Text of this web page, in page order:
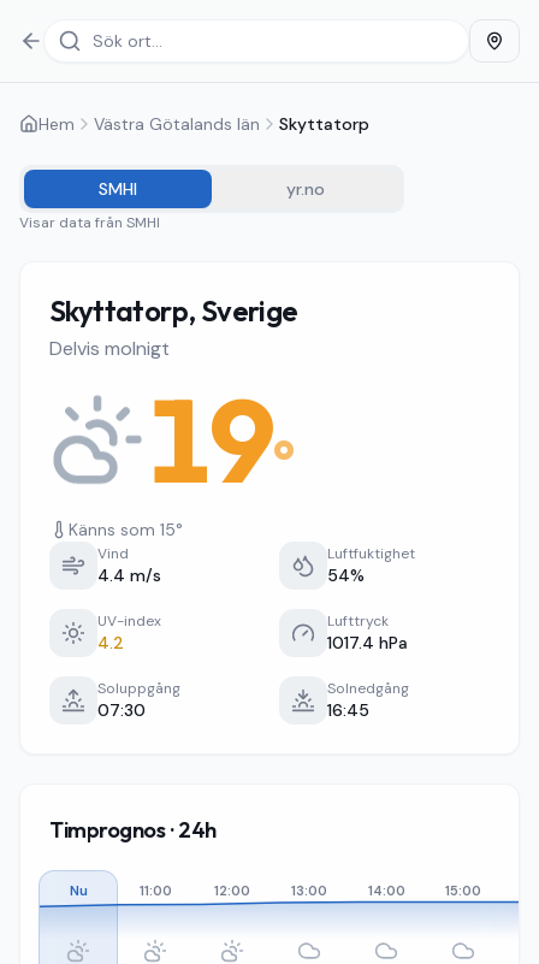
Hem Västra Götalands län Skyttatorp
SMHI yr.no
Visar data från SMHI
Skyttatorp, Sverige
Delvis molnigt
19°
Känns som 15°
Vind
4.4 m/s
Luftfuktighet
54%
UV-index
4.2
Lufttryck
1017.4 hPa
Soluppgång
07:30
Solnedgång
16:45
Timprognos · 24h
Nu 11:00 12:00 13:00 14:00 15:00